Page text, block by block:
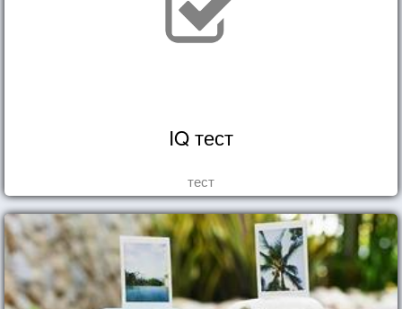
IQ тест
тест